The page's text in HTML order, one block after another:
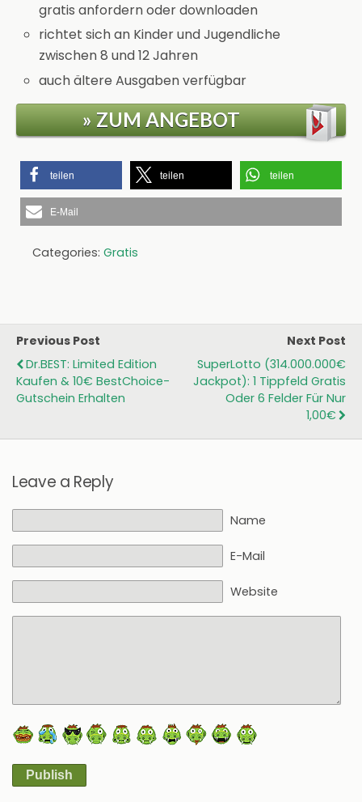
gratis anfordern oder downloaden
richtet sich an Kinder und Jugendliche
zwischen 8 und 12 Jahren
auch ältere Ausgaben verfügbar
» ZUM ANGEBOT
teilen teilen teilen
E-Mail
Categories: Gratis
Previous Post
Dr.BEST: Limited Edition
Kaufen & 10€ BestChoice-
Gutschein Erhalten
Next Post
SuperLotto (314.000.000€
Jackpot): 1 Tippfeld Gratis
Oder 6 Felder Für Nur
1,00€
Leave a Reply
Name
E-Mail
Website
Publish